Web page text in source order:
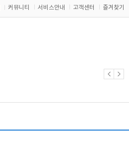
커뮤니티 서비스안내 고객센터 즐겨찾기